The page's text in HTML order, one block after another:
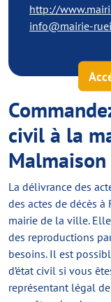
http://
info@mairie-
civil à la
Malmaison
La délivrance des
des actes de décès
mairie de la ville.
des reproductions
besoins. Il est
d’état civil si vous
représentant légal